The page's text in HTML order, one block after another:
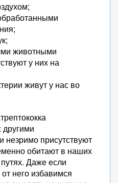
животными
у них на
живут у нас во
незримо присутствуют
обитают в наших
Даже если
него избавимся